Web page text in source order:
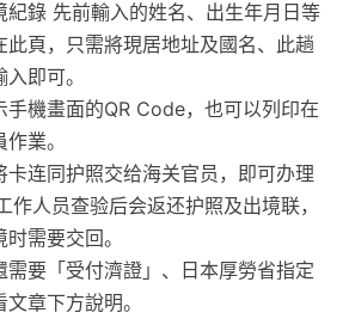
紀錄 先前輸入的姓名、出生年月日等
此頁，只需將現居地址及國名、此趟
即可。
手機畫面的QR Code，也可以列印在
業。
卡连同护照交给海关官员，即可办理
作人员查验后会返还护照及出境联，
需要交回。
需要「受付濟證」、日本厚勞省指定
章下方說明。